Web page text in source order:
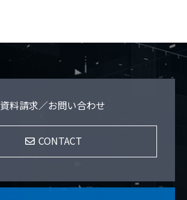
資料請求／お問い合わせ
CONTACT